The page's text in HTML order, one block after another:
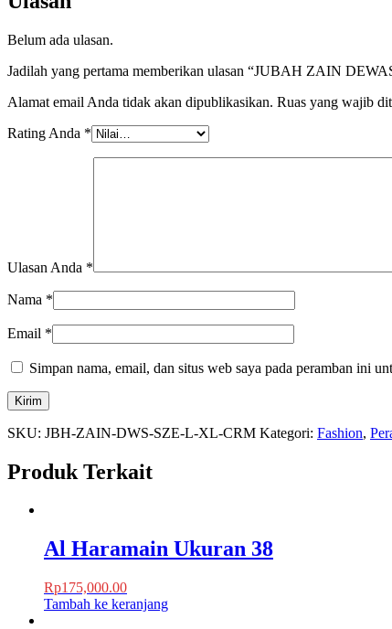
Belum ada ulasan.
Jadilah yang pertama memberikan ulasan “JUBAH ZAIN
Alamat email Anda tidak akan dipublikasikan. Ruas yang wajib
Rating Anda *
Ulasan Anda *
Nama *
Email *
Simpan nama, email, dan situs web saya pada peramban ini
SKU: JBH-ZAIN-DWS-SZE-L-XL-CRM Kategori: Fashion,
Produk Terkait
Al Haramain Ukuran 38
Rp175,000.00
Tambah ke keranjang